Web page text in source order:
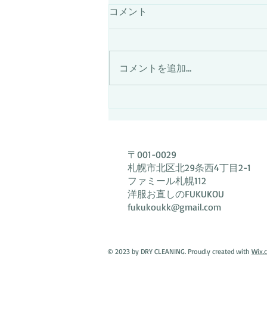
7月25日は採寸担当者が不在
ません。7月27日以降のご来店を
お願い致します。
コメント
コメントを追加…
〒001-0029
札幌市北区北29条西4丁目2-1
ファミール札幌112
洋服お直しのFUKUKOU
fukukoukk@gmail.com
© 2023 by DRY CLEANING. Proudly created with